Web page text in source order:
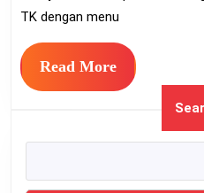
TK dengan menu
Read MoreRead
More